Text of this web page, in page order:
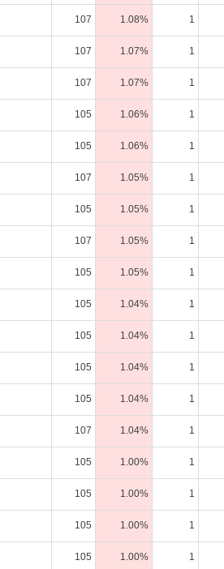
107 1.08% 1
107 1.07% 1
107 1.07% 1
105 1.06% 1
105 1.06% 1
107 1.05% 1
105 1.05% 1
107 1.05% 1
105 1.05% 1
105 1.04% 1
105 1.04% 1
105 1.04% 1
105 1.04% 1
107 1.04% 1
105 1.00% 1
105 1.00% 1
105 1.00% 1
105 1.00% 1